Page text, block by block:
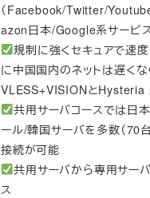
（Facebook/Twitter/
azon日本/Google系サービ
規制に強くセキュアで速
に中国国内のネットは遅く
VLESS+VISIONとHysteria
共用サーバコースでは日
ール/韓国サーバを多数（70
接続が可能
共用サーバから専用サー
ス